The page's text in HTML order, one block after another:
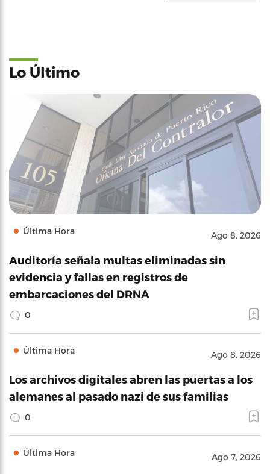
Lo Último
Última Hora Ago 8, 2026
Auditoría señala multas eliminadas sin
evidencia y fallas en registros de
embarcaciones del DRNA
0
Última Hora Ago 8, 2026
Los archivos digitales abren las puertas a los
alemanes al pasado nazi de sus familias
0
Última Hora Ago 7, 2026